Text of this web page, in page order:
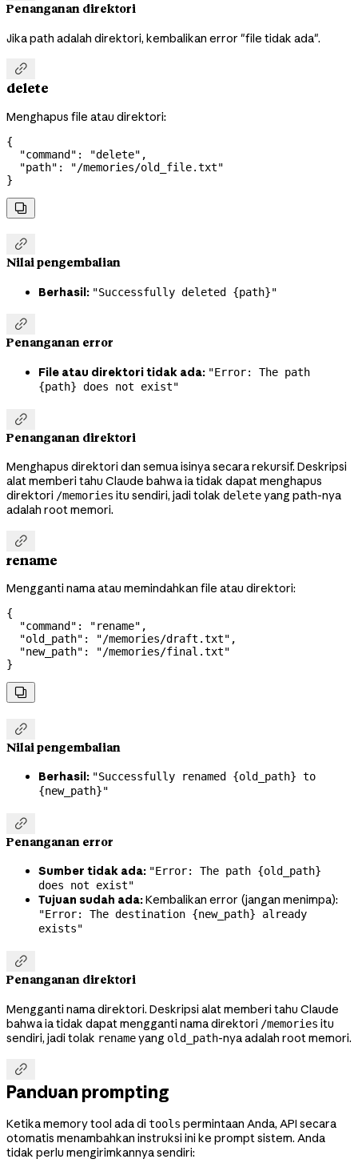
Penanganan direktori
Jika path adalah direktori, kembalikan error "file tidak ada".

delete
Menghapus file atau direktori:
{
  "command"
: "delete" ,
  "path"
:
"/memories/old_file.txt"
}


Nilai pengembalian
Berhasil: "Successfully deleted {path}"

Penanganan error
File atau direktori tidak ada: "Error: The path
{path} does not exist"

Penanganan direktori
Menghapus direktori dan semua isinya secara rekursif. Deskripsi
alat memberi tahu Claude bahwa ia tidak dapat menghapus
direktori /memories itu sendiri, jadi tolak deleteyang path-nya
adalah root memori.

rename
Mengganti nama atau memindahkan file atau direktori:
{
  "command"
: "rename" ,
  "old_path"
: "/memories/draft.txt" ,
  "new_path"
:
"/memories/final.txt"
}


Nilai pengembalian
Berhasil: "Successfully renamed {old_path} to
{new_path}"

Penanganan error
Sumber tidak ada: "Error: The path {old_path}
does not exist"
Tujuan sudah ada:Kembalikan error (jangan menimpa):
"Error: The destination {new_path} already
exists"

Penanganan direktori
Mengganti nama direktori. Deskripsi alat memberi tahu Claude
bahwa ia tidak dapat mengganti nama direktori /memories itu
sendiri, jadi tolak renameyang old_path-nya adalah root memori.

Panduan prompting
Ketika memory tool ada di tools permintaan Anda, API secara
otomatis menambahkan instruksi ini ke prompt sistem. Anda
tidak perlu mengirimkannya sendiri: